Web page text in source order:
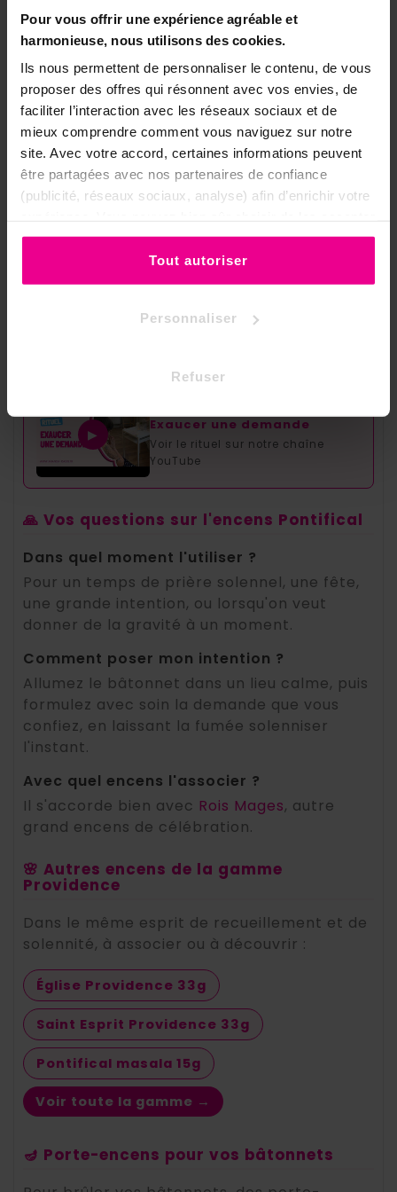
Pour vous offrir une expérience agréable et
harmonieuse, nous utilisons des cookies.
Ils nous permettent de personnaliser le contenu, de vous
proposer des offres qui résonnent avec vos envies, de
faciliter l’interaction avec les réseaux sociaux et de
mieux comprendre comment vous naviguez sur notre
site. Avec votre accord, certaines informations peuvent
être partagées avec nos partenaires de confiance
(publicité, réseaux sociaux, analyse) afin d’enrichir votre
ou de les refuser.
Tout autoriser
Personnaliser
Refuser
📋 La fiche en un coup d'œil
Gamme
Providence
Senteur
Oliban et vanille
Format
Encens en bâtonnets,
boîtier hexagonal 33g
Cérémonie, célébration,
En écho aux prières et souhaits que cet
▶
Exaucer une demande
Voir le rituel sur notre chaîne
YouTube
🙏 Vos questions sur l'encens Pontifical
Dans quel moment l'utiliser ?
Pour un temps de prière solennel, une fête,
une grande intention, ou lorsqu'on veut
donner de la gravité à un moment.
Comment poser mon intention ?
Allumez le bâtonnet dans un lieu calme, puis
formulez avec soin la demande que vous
confiez, en laissant la fumée solenniser
l'instant.
Avec quel encens l'associer ?
Il s'accorde bien avec Rois Mages, autre
grand encens de célébration.
🌸 Autres encens de la gamme
Providence
Dans le même esprit de recueillement et de
solennité, à associer ou à découvrir :
Église Providence 33g
Saint Esprit Providence 33g
Pontifical masala 15g
Voir toute la gamme →
🪔 Porte-encens pour vos bâtonnets